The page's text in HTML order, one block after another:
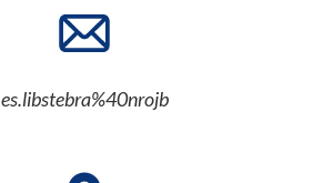
es.libstebra%40nrojb